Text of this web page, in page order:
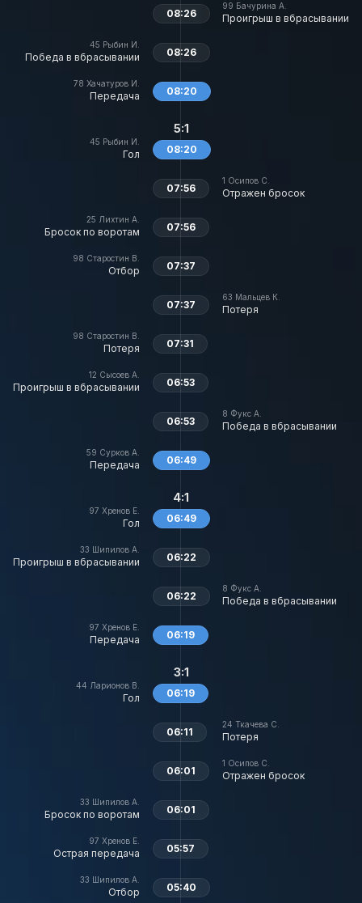
99 Бачурина А.
Проигрыш в вбрасывании
08:26
45 Рыбин И.
Победа в вбрасывании 08:26
78 Хачатуров И.
Передача 08:20
45 Рыбин И.
Гол
5:1
08:20
1 Осипов С.
Отражен бросок
07:56
25 Лихтин А.
Бросок по воротам 07:56
98 Старостин В.
Отбор 07:37
63 Мальцев К.
Потеря
07:37
98 Старостин В.
Потеря 07:31
12 Сысоев А.
Проигрыш в вбрасывании 06:53
8 Фукс А.
Победа в вбрасывании
06:53
59 Сурков А.
Передача 06:49
97 Хренов Е.
Гол
4:1
06:49
33 Шипилов А.
Проигрыш в вбрасывании 06:22
8 Фукс А.
Победа в вбрасывании
06:22
97 Хренов Е.
Передача 06:19
44 Ларионов В.
Гол
3:1
06:19
24 Ткачева С.
Потеря
06:11
1 Осипов С.
Отражен бросок
06:01
33 Шипилов А.
Бросок по воротам 06:01
97 Хренов Е.
Острая передача 05:57
33 Шипилов А.
Отбор 05:40